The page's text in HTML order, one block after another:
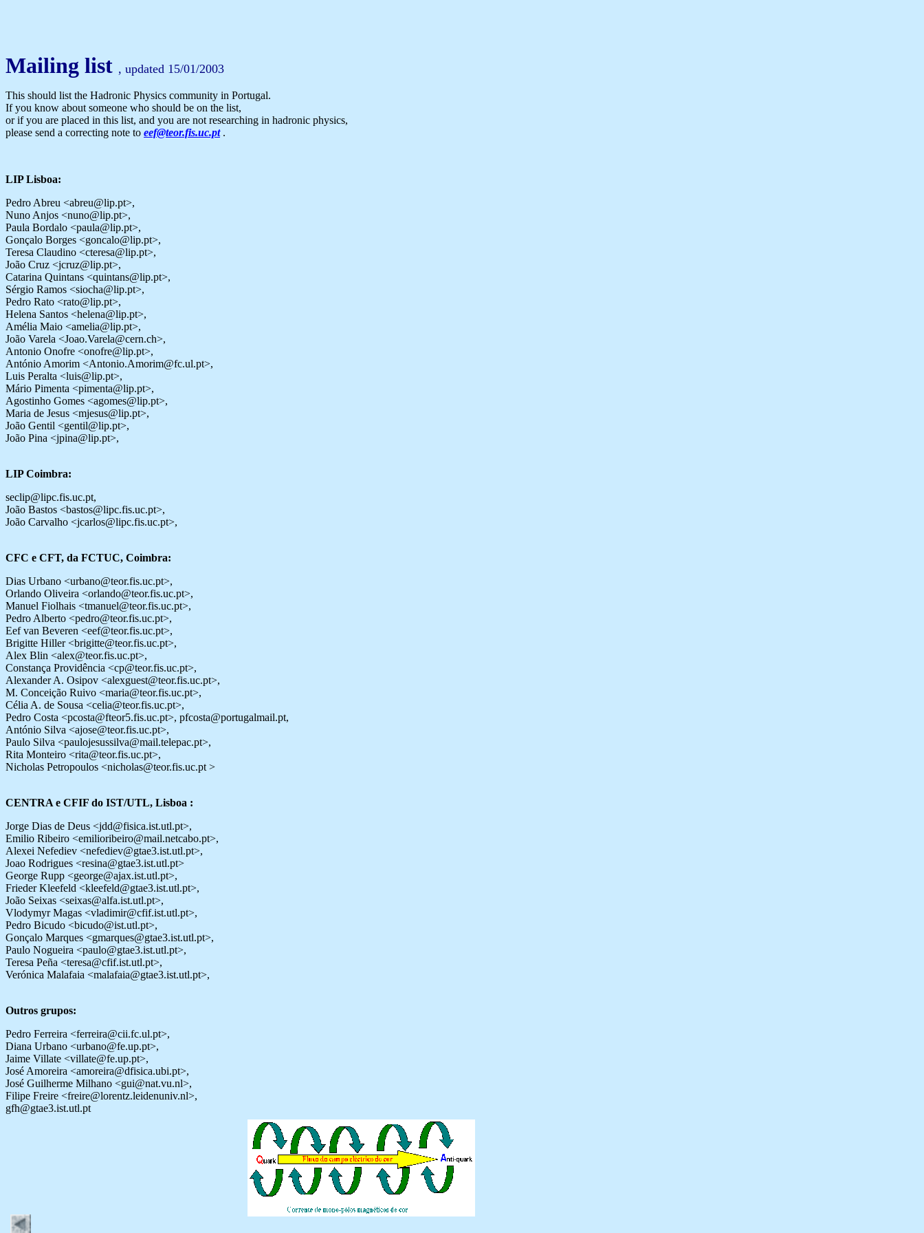
Mailing list , updated 15/01/2003
This should list the Hadronic Physics community in Portugal.
If you know about someone who should be on the list,
or if you are placed in this list, and you are not researching in hadronic physics,
please send a correcting note to eef@teor.fis.uc.pt .
LIP Lisboa:
Pedro Abreu <abreu@lip.pt>,
Nuno Anjos <nuno@lip.pt>,
Paula Bordalo <paula@lip.pt>,
Gonçalo Borges <goncalo@lip.pt>,
Teresa Claudino <cteresa@lip.pt>,
João Cruz <jcruz@lip.pt>,
Catarina Quintans <quintans@lip.pt>,
Sérgio Ramos <siocha@lip.pt>,
Pedro Rato <rato@lip.pt>,
Helena Santos <helena@lip.pt>,
Amélia Maio <amelia@lip.pt>,
João Varela <Joao.Varela@cern.ch>,
Antonio Onofre <onofre@lip.pt>,
António Amorim <Antonio.Amorim@fc.ul.pt>,
Luis Peralta <luis@lip.pt>,
Mário Pimenta <pimenta@lip.pt>,
Agostinho Gomes <agomes@lip.pt>,
Maria de Jesus <mjesus@lip.pt>,
João Gentil <gentil@lip.pt>,
João Pina <jpina@lip.pt>,
LIP Coimbra:
seclip@lipc.fis.uc.pt,
João Bastos <bastos@lipc.fis.uc.pt>,
João Carvalho <jcarlos@lipc.fis.uc.pt>,
CFC e CFT, da FCTUC, Coimbra:
Dias Urbano <urbano@teor.fis.uc.pt>,
Orlando Oliveira <orlando@teor.fis.uc.pt>,
Manuel Fiolhais <tmanuel@teor.fis.uc.pt>,
Pedro Alberto <pedro@teor.fis.uc.pt>,
Eef van Beveren <eef@teor.fis.uc.pt>,
Brigitte Hiller <brigitte@teor.fis.uc.pt>,
Alex Blin <alex@teor.fis.uc.pt>,
Constança Providência <cp@teor.fis.uc.pt>,
Alexander A. Osipov <alexguest@teor.fis.uc.pt>,
M. Conceição Ruivo <maria@teor.fis.uc.pt>,
Célia A. de Sousa <celia@teor.fis.uc.pt>,
Pedro Costa <pcosta@fteor5.fis.uc.pt>, pfcosta@portugalmail.pt,
António Silva <ajose@teor.fis.uc.pt>,
Paulo Silva <paulojesussilva@mail.telepac.pt>,
Rita Monteiro <rita@teor.fis.uc.pt>,
Nicholas Petropoulos <nicholas@teor.fis.uc.pt >
CENTRA e CFIF do IST/UTL, Lisboa :
Jorge Dias de Deus <jdd@fisica.ist.utl.pt>,
Emilio Ribeiro <emilioribeiro@mail.netcabo.pt>,
Alexei Nefediev <nefediev@gtae3.ist.utl.pt>,
Joao Rodrigues <resina@gtae3.ist.utl.pt>
George Rupp <george@ajax.ist.utl.pt>,
Frieder Kleefeld <kleefeld@gtae3.ist.utl.pt>,
João Seixas <seixas@alfa.ist.utl.pt>,
Vlodymyr Magas <vladimir@cfif.ist.utl.pt>,
Pedro Bicudo <bicudo@ist.utl.pt>,
Gonçalo Marques <gmarques@gtae3.ist.utl.pt>,
Paulo Nogueira <paulo@gtae3.ist.utl.pt>,
Teresa Peña <teresa@cfif.ist.utl.pt>,
Verónica Malafaia <malafaia@gtae3.ist.utl.pt>,
Outros grupos:
Pedro Ferreira <ferreira@cii.fc.ul.pt>,
Diana Urbano <urbano@fe.up.pt>,
Jaime Villate <villate@fe.up.pt>,
José Amoreira <amoreira@dfisica.ubi.pt>,
José Guilherme Milhano <gui@nat.vu.nl>,
Filipe Freire <freire@lorentz.leidenuniv.nl>,
gfh@gtae3.ist.utl.pt